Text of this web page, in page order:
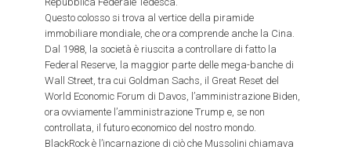
Questo colosso si trova al vertice della piramide
immobiliare mondiale, che ora comprende anche la Cina.
Dal 1988, la società è riuscita a controllare di fatto la
Federal Reserve, la maggior parte delle mega-banche di
Wall Street, tra cui Goldman Sachs, il Great Reset del
World Economic Forum di Davos, l’amministrazione Biden,
ora ovviamente l’amministrazione Trump e, se non
controllata, il futuro economico del nostro mondo.
BlackRock è l’incarnazione di ciò che Mussolini chiamava